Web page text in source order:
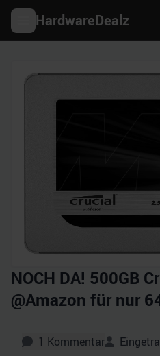
HardwareDealz
NOCH DA! 500GB
@Amazon für nur
1 Kommentar